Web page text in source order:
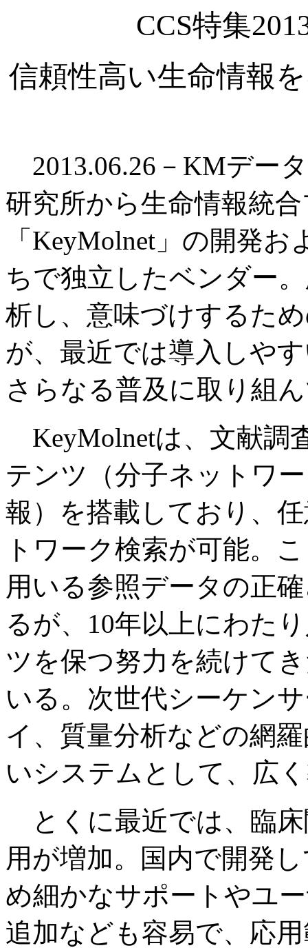
CCS特集
信頼性高い生命情報
2013.06.26－KMデー
研究所から生命情報統
「KeyMolnet」の開発
ちで独立したベンダー
析し、意味づけするた
が、最近では導入しや
さらなる普及に取り組
KeyMolnetは、文献調
テンツ（分子ネットワ
報）を搭載しており、
トワーク検索が可能。
用いる参照データの正
るが、10年以上にわた
ツを保つ努力を続けて
いる。次世代シーケン
イ、質量分析などの網
いシステムとして、広
とくに最近では、臨
用が増加。国内で開発
め細かなサポートやユ
追加なども容易で、応